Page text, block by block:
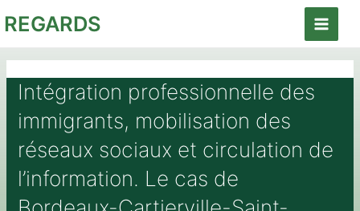
au
contenu
REGARDS
Main
Intégration professionnelle des
immigrants, mobilisation des
réseaux sociaux et circulation de
l’information. Le cas de